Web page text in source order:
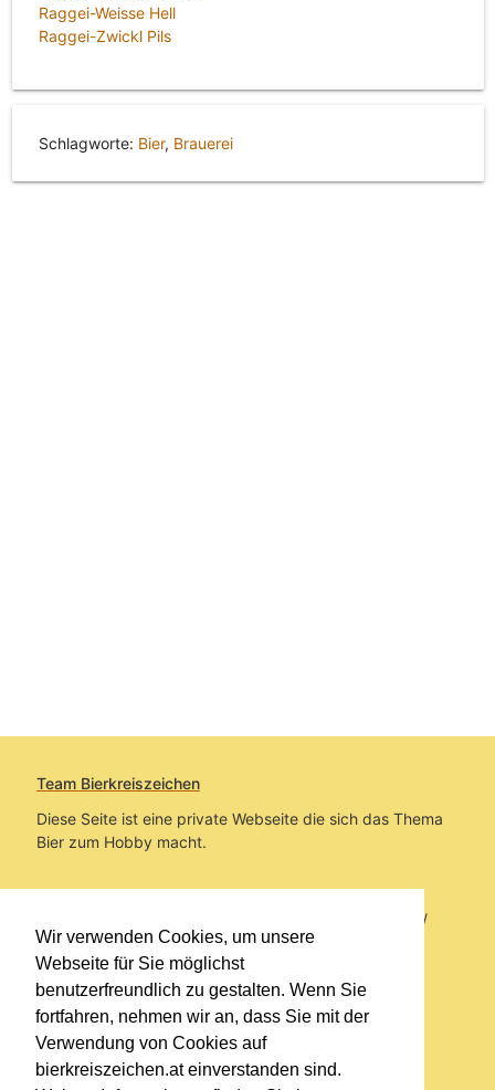
Wir verwenden Cookies, um unsere
Webseite für Sie möglichst
benutzerfreundlich zu gestalten. Wenn Sie
fortfahren, nehmen wir an, dass Sie mit der
Verwendung von Cookies auf
bierkreiszeichen.at einverstanden sind.
Raggei-Weisse Hell
Raggei-Zwickl Pils
Schlagworte: Bier, Brauerei
Team Bierkreiszeichen
Diese Seite ist eine private Webseite die sich das Thema
Bier zum Hobby macht.
Sie befinden sich auf https://www.bierkreiszeichen.at/
im Pfad:Übers Bier/Biersorten
Erstellt: 2018-06-20
Links